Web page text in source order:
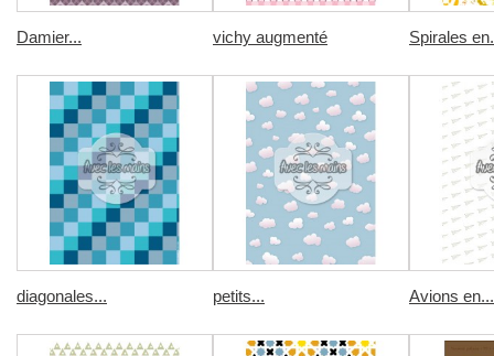
Damier... vichy augmenté Spirales
diagonales... petits... Avions en...